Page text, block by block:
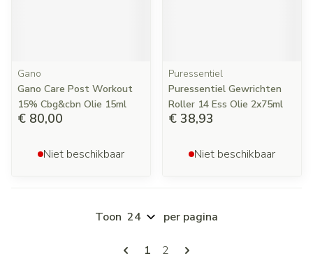
Gano
Gano Care Post Workout
15% Cbg&cbn Olie 15ml
€ 80,00
Niet beschikbaar
Puressentiel
Puressentiel Gewrichten
Roller 14 Ess Olie 2x75ml
€ 38,93
Niet beschikbaar
Pagina's
U lees momenteel pagina
1 Pagina
2
Toon per pagina